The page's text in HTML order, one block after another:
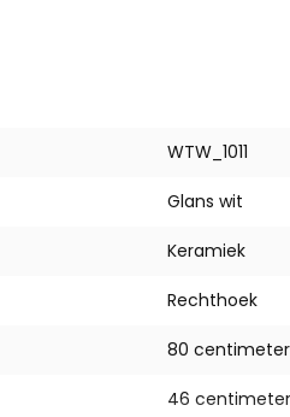
WTW_1011
Glans wit
Keramiek
Rechthoek
80 centimeter
46 centimeter